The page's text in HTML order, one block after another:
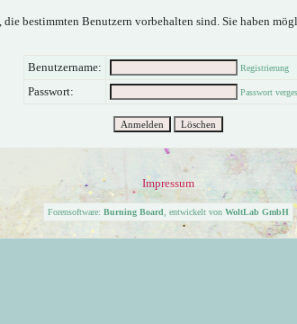
bestimmten Benutzern vorbehalten sind. Sie haben
Benutzername: Registrierung
Passwort: Passwort
Impressum
Forensoftware: Burning Board , entwickelt von WoltLab GmbH